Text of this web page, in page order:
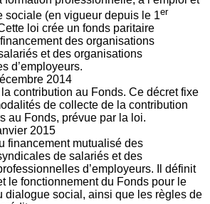
sociale (en vigueur depuis le 1er
loi crée un fonds paritaire
des organisations
et des organisations
d’employeurs.
2014
contribution au Fonds. Ce décret fixe
de collecte de la contribution
au Fonds, prévue par la loi.
2015
financement mutualisé des
de salariés et des
d’employeurs. Il définit
le fonctionnement du Fonds pour le
dialogue social, ainsi que les règles de